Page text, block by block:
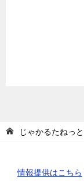
じゃかるたねっと
情報提供はこちら